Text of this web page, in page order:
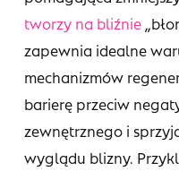
tworzy na bliźnie
zapewnia idealne
mechanizmów
barierę przeciw
zewnętrznego i
wyglądu blizny.